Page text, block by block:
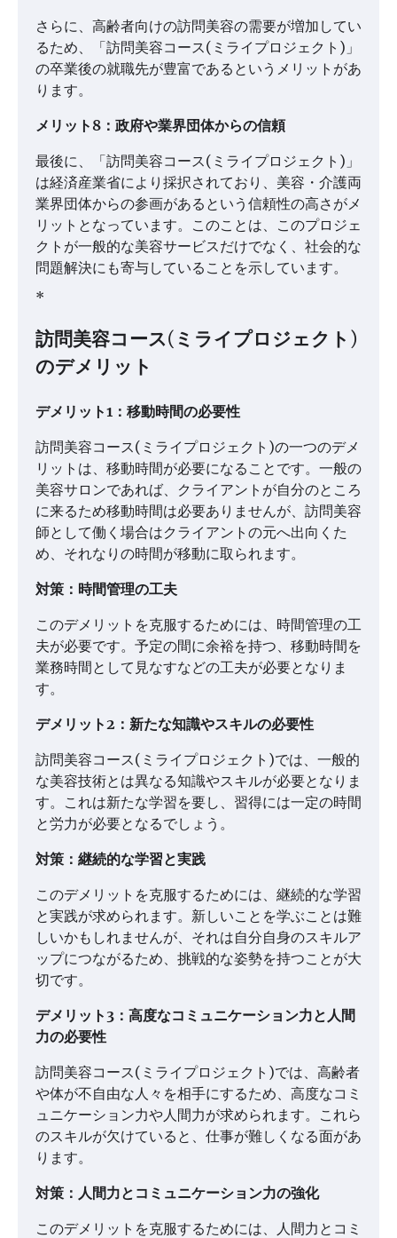
さらに、高齢者向けの訪問美容の需要が増加してい
るため、「訪問美容コース(ミライプロジェクト)」
の卒業後の就職先が豊富であるというメリットがあ
ります。
メリット8：政府や業界団体からの信頼
最後に、「訪問美容コース(ミライプロジェクト)」
は経済産業省により採択されており、美容・介護両
業界団体からの参画があるという信頼性の高さがメ
リットとなっています。このことは、このプロジェ
クトが一般的な美容サービスだけでなく、社会的な
問題解決にも寄与していることを示しています。
*
訪問美容コース(ミライプロジェクト)
のデメリット
デメリット1：移動時間の必要性
訪問美容コース(ミライプロジェクト)の一つのデメ
リットは、移動時間が必要になることです。一般の
美容サロンであれば、クライアントが自分のところ
に来るため移動時間は必要ありませんが、訪問美容
師として働く場合はクライアントの元へ出向くた
め、それなりの時間が移動に取られます。
対策：時間管理の工夫
このデメリットを克服するためには、時間管理の工
夫が必要です。予定の間に余裕を持つ、移動時間を
業務時間として見なすなどの工夫が必要となりま
す。
デメリット2：新たな知識やスキルの必要性
訪問美容コース(ミライプロジェクト)では、一般的
な美容技術とは異なる知識やスキルが必要となりま
す。これは新たな学習を要し、習得には一定の時間
と労力が必要となるでしょう。
対策：継続的な学習と実践
このデメリットを克服するためには、継続的な学習
と実践が求められます。新しいことを学ぶことは難
しいかもしれませんが、それは自分自身のスキルア
ップにつながるため、挑戦的な姿勢を持つことが大
切です。
デメリット3：高度なコミュニケーション力と人間
力の必要性
訪問美容コース(ミライプロジェクト)では、高齢者
や体が不自由な人々を相手にするため、高度なコミ
ュニケーション力や人間力が求められます。これら
のスキルが欠けていると、仕事が難しくなる面があ
ります。
対策：人間力とコミュニケーション力の強化
このデメリットを克服するためには、人間力とコミ